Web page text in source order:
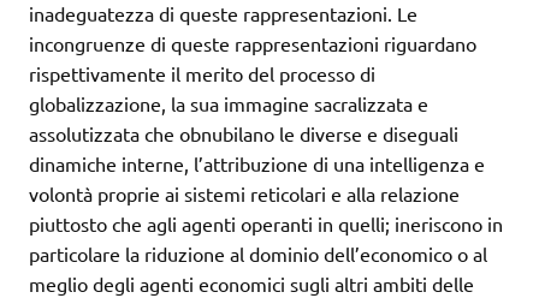
inadeguatezza di queste rappresentazioni. Le
incongruenze di queste rappresentazioni riguardano
rispettivamente il merito del processo di
globalizzazione, la sua immagine sacralizzata e
assolutizzata che obnubilano le diverse e diseguali
dinamiche interne, l’attribuzione di una intelligenza e
volontà proprie ai sistemi reticolari e alla relazione
piuttosto che agli agenti operanti in quelli; ineriscono in
particolare la riduzione al dominio dell’economico o al
meglio degli agenti economici sugli altri ambiti delle